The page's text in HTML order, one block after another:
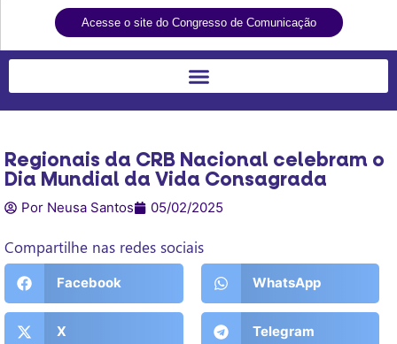
Acesse o site do Congresso de Comunicação
Regionais da CRB Nacional celebram o
Dia Mundial da Vida Consagrada
Por Neusa Santos 05/02/2025
Compartilhe nas redes sociais
Facebook WhatsApp
X Telegram